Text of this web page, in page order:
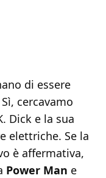
di essere
cercavamo
Dick e la sua
elettriche. Se la
è affermativa,
Power Man e